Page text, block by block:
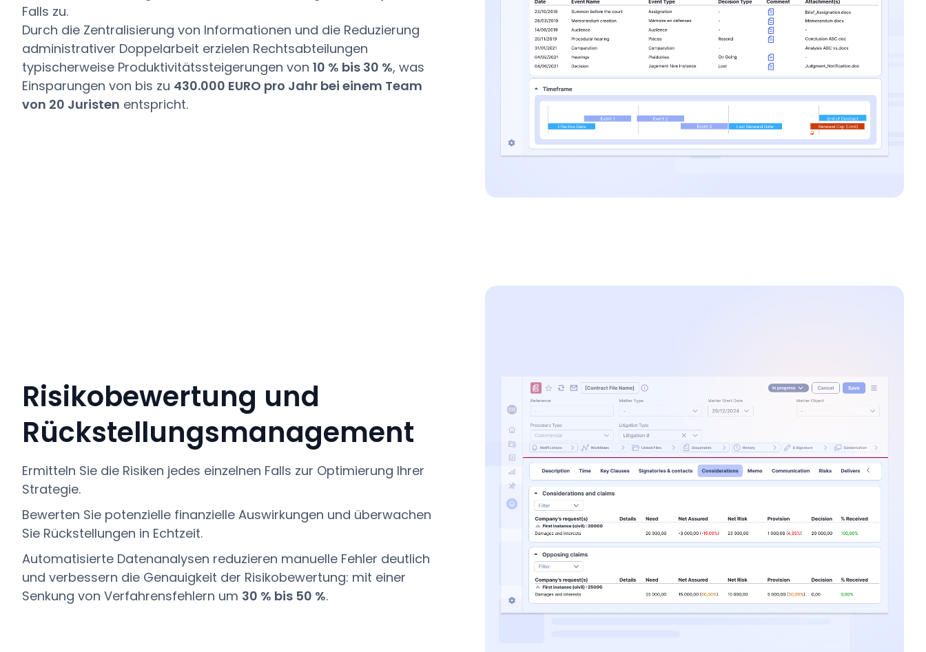
Falls zu.
Durch die Zentralisierung von Informationen und die Reduzierung
administrativer Doppelarbeit erzielen Rechtsabteilungen
typischerweise Produktivitätssteigerungen von 10 % bis 30 %, was
Einsparungen von bis zu 430.000 EURO pro Jahr bei einem Team
von 20 Juristen entspricht.
Risikobewertung und
Rückstellungsmanagement
Ermitteln Sie die Risiken jedes einzelnen Falls zur Optimierung Ihrer
Strategie.
Bewerten Sie potenzielle finanzielle Auswirkungen und überwachen
Sie Rückstellungen in Echtzeit.
Automatisierte Datenanalysen reduzieren manuelle Fehler deutlich
und verbessern die Genauigkeit der Risikobewertung: mit einer
Senkung von Verfahrensfehlern um 30 % bis 50 %.